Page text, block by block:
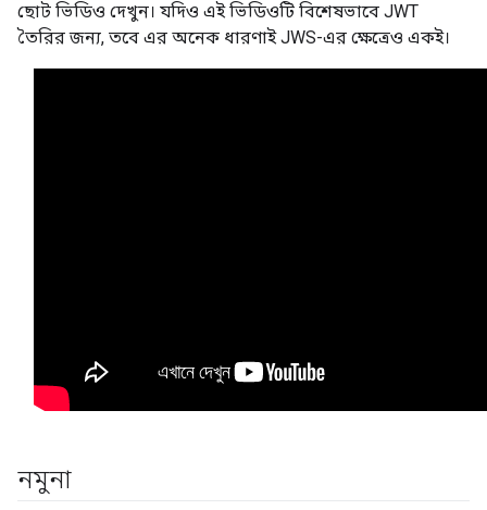
ছোট ভিডিও দেখুন। যদিও এই ভিডিওটি বিশেষভাবে JWT
তৈরির জন্য, তবে এর অনেক ধারণাই JWS-এর ক্ষেত্রেও একই।
নমুনা